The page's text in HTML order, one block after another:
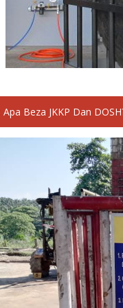
Apa Beza JKKP Dan